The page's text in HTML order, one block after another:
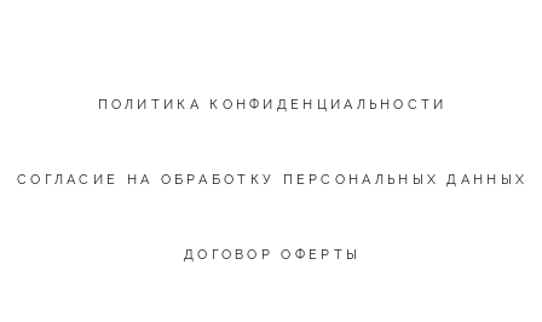
ПОЛИТИКА КОНФИДЕНЦИАЛЬНОСТИ
СОГЛАСИЕ НА ОБРАБОТКУ ПЕРСОНАЛЬНЫХ ДАННЫХ
ДОГОВОР ОФЕРТЫ